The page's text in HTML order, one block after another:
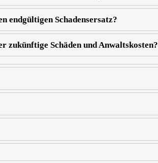
endgültigen Schadensersatz?
zukünftige Schäden und Anwaltskosten?